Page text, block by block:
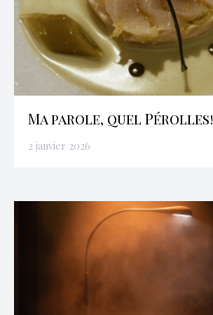
Ma parole, quel Pérolles!
2 janvier 2026